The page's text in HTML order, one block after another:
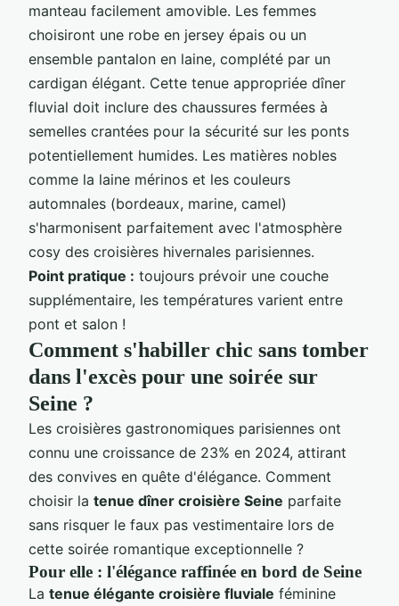
manteau facilement amovible. Les femmes
choisiront une robe en jersey épais ou un
ensemble pantalon en laine, complété par un
cardigan élégant. Cette tenue appropriée dîner
fluvial doit inclure des chaussures fermées à
semelles crantées pour la sécurité sur les ponts
potentiellement humides. Les matières nobles
comme la laine mérinos et les couleurs
automnales (bordeaux, marine, camel)
s'harmonisent parfaitement avec l'atmosphère
cosy des croisières hivernales parisiennes.
Point pratique : toujours prévoir une couche
supplémentaire, les températures varient entre
pont et salon !
Comment s'habiller chic sans tomber
dans l'excès pour une soirée sur
Seine ?
Les croisières gastronomiques parisiennes ont
connu une croissance de 23% en 2024, attirant
des convives en quête d'élégance. Comment
choisir la tenue dîner croisière Seine parfaite
sans risquer le faux pas vestimentaire lors de
cette soirée romantique exceptionnelle ?
Pour elle : l'élégance raffinée en bord de Seine
La tenue élégante croisière fluviale féminine